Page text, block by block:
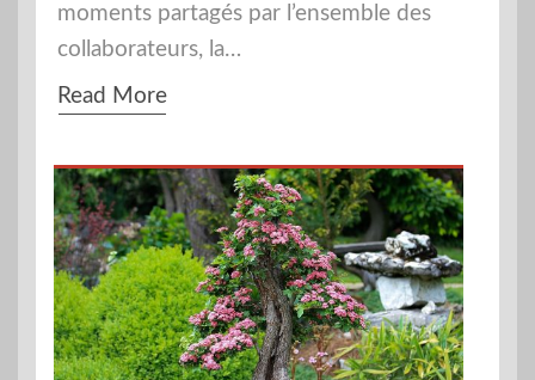
moments partagés par l’ensemble des
collaborateurs, la…
Read More